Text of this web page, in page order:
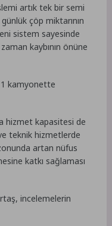
artık tek bir semi
çöp miktarının
sistem sayesinde
kaybının önüne
1 kamyonette
hizmet kapasitesi de
teknik hizmetlerde
artan nüfus
katkı sağlaması
incelemelerin